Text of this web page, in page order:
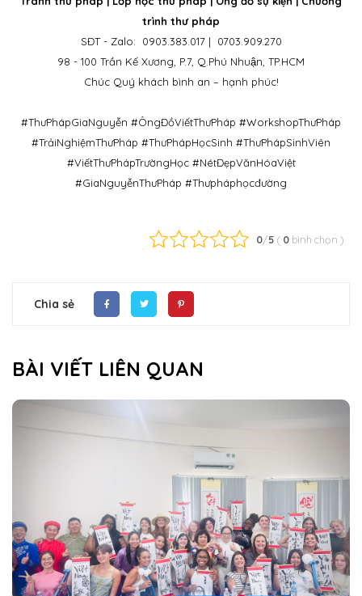
trình thư pháp
SĐT - Zalo: 0903.383.017 | 0703.909.270
98 - 100 Trần Kế Xương, P.7, Q.Phú Nhuận, TP.HCM
Chúc Quý khách bình an – hạnh phúc!
#ThưPhápGiaNguyễn #ÔngĐồViếtThưPháp #WorkshopThưPháp
#TrảiNghiệmThưPháp #ThưPhápHọcSinh #ThưPhápSinhViên
#ViếtThưPhápTrườngHọc #NétĐẹpVănHóaViệt
#GiaNguyễnThưPháp #Thưpháphọcđường
0/5 ( 0 bình chọn )
Chia sẻ
BÀI VIẾT LIÊN QUAN